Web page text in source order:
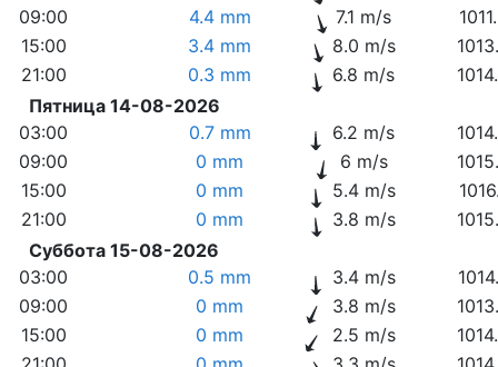
09:00
4.4 mm 7.1 m/s
15:00
3.4 mm 8.0 m/s
21:00
0.3 mm 6.8 m/s
Пятница 14-08-2026
03:00
0.7 mm 6.2 m/s
09:00
0 mm 6 m/s
15:00
0 mm 5.4 m/s
21:00
0 mm 3.8 m/s
Суббота 15-08-2026
03:00
0.5 mm 3.4 m/s
09:00
0 mm 3.8 m/s
15:00
0 mm 2.5 m/s